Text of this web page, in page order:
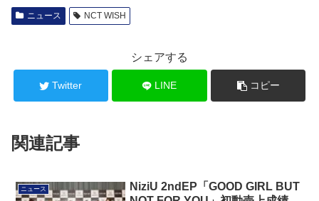
ニュース NCT WISH
シェアする
Twitter LINE コピー
関連記事
ニュース
NiziU 2ndEP「GOOD GIRL BUT